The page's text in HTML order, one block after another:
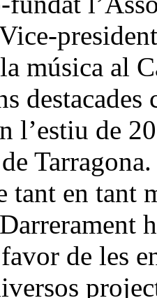
música al
l’estiu de
tant en tant
de les